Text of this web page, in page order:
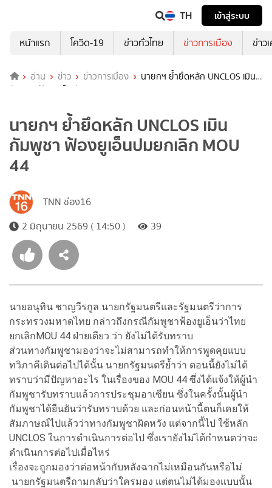
TH
เข้าสู่ระบบ
หน้าแรก
โควิด-19 ข่าวทั่วไทย ข่าวการเมือง ข่าว
อ่าน ข่าว ข่าวการเมือง
นายกฯ ย้ำยึดหลัก UNCLOS เมิน
กัมพูชา ฟ้องยูเอ็นปมยกเลิก MOU 44
นายกฯ ย้ำยึดหลัก UNCLOS เมิน
กัมพูชา ฟ้องยูเอ็นปมยกเลิก MOU
44
TNN ช่อง16
2 มิถุนายน 2569 ( 14:50 )
39
นายอนุทิน ชาญวีรกูล นายกรัฐมนตรีและรัฐมนตรีว่าการ
กระทรวงมหาดไทย กล่าวถึงกรณีกัมพูชาฟ้องยูเอ็นว่าไทย
ยกเลิกMOU 44 ฝ่ายเดียว ว่า ยังไม่ได้รับทราบ
ส่วนทางกัมพูชามองว่าจะไม่สามารถทำให้การพูดคุยแบบ
ทวิภาคีเดินต่อไปได้นั้น นายกรัฐมนตรีย้ำว่า ตอนนี้ยังไม่ได้
ทราบว่ามีปัญหาอะไร ในเรื่องของ MOU 44 ซึ่งได้แจ้งให้ผู้นำ
กัมพูชารับทราบแล้วการประชุมอาเซียน ซึ่งในครั้งนั้นผู้นำ
กัมพูชาได้ยืนยันว่ารับทราบด้วย และก่อนหน้านี้ตนก็เคยให้
สัมภาษณ์ไปแล้วว่าทางกัมพูชาผิดหวัง แต่จากนี้ไป ใช้หลัก
UNCLOS ในการดำเนินการต่อไป ซึ่งเรายังไม่ได้กำหนดว่าจะ
ดำเนินการต่อไปเมื่อไหร่
เรื่องจะถูกมองว่าต่อหน้ากับหลังฉากไม่เหมือนกันหรือไม่
นายกรัฐมนตรีถามกลับว่าใครมอง แต่ตนไม่ได้มองแบบนั้น